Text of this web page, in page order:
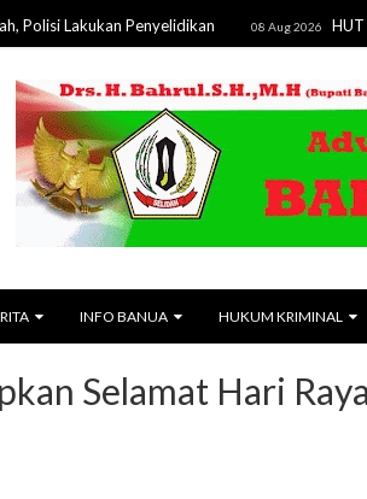
Penyelidikan 08 Aug 2026 HUT ke-24
INFO BANUA HUKUM KRIMINAL
Selamat Hari